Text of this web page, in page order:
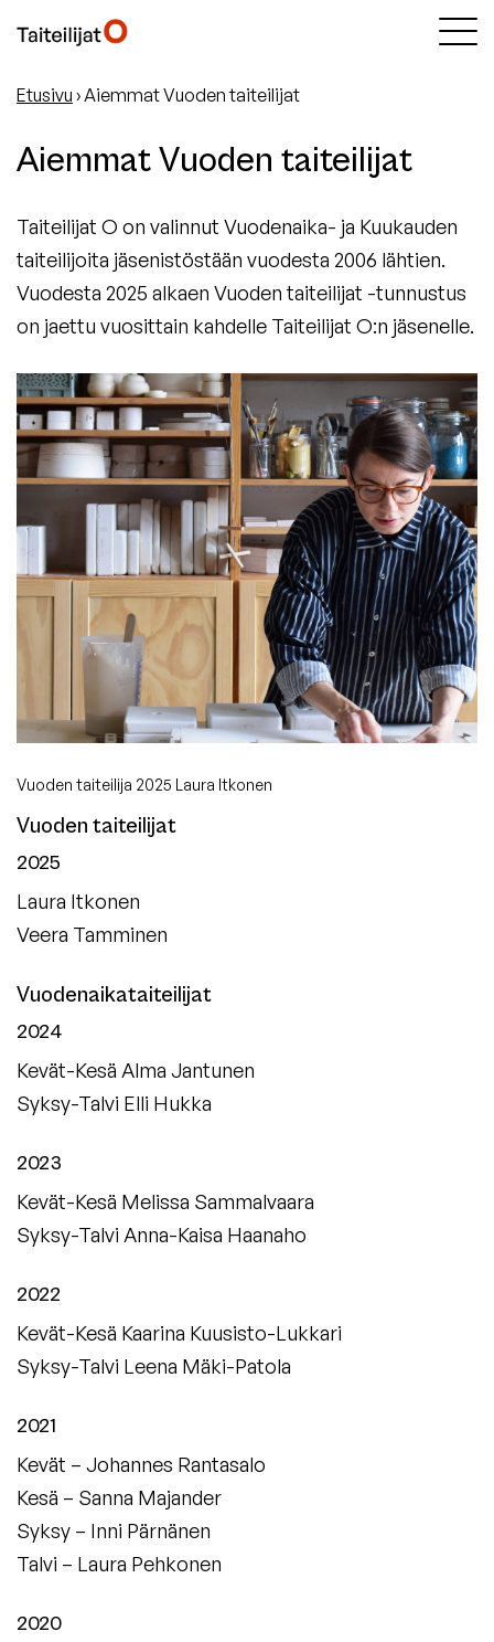
Etusivu ›Aiemmat Vuoden taiteilijat
Aiemmat Vuoden taiteilijat
Taiteilijat O on valinnut Vuodenaika- ja Kuukauden
taiteilijoita jäsenistöstään vuodesta 2006 lähtien.
Vuodesta 2025 alkaen Vuoden taiteilijat -tunnustus
on jaettu vuosittain kahdelle Taiteilijat O:n jäsenelle.
Vuoden taiteilija 2025 Laura Itkonen
Vuoden taiteilijat
2025
Laura Itkonen
Veera Tamminen
Vuodenaikataiteilijat
2024
Kevät-Kesä Alma Jantunen
Syksy-Talvi Elli Hukka
2023
Kevät-Kesä Melissa Sammalvaara
Syksy-Talvi Anna-Kaisa Haanaho
2022
Kevät-Kesä Kaarina Kuusisto-Lukkari
Syksy-Talvi Leena Mäki-Patola
2021
Kevät – Johannes Rantasalo
Kesä – Sanna Majander
Syksy – Inni Pärnänen
Talvi – Laura Pehkonen
2020